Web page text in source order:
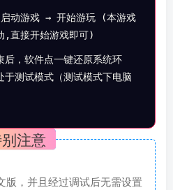
动游戏 → 开始游玩 (本游戏
,直接开始游戏即可)
后，软件点一键还原系统环
于测试模式（测试模式下电脑
注意
版，并且经过调试后无需设置